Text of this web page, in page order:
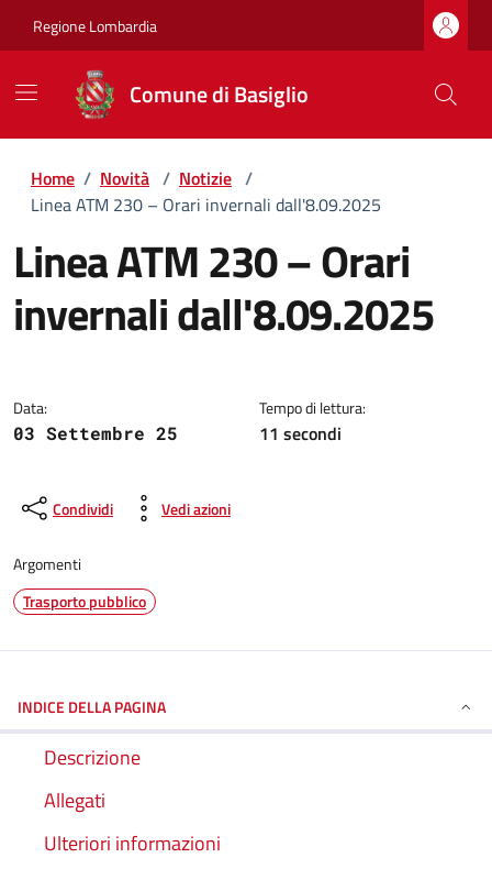
Regione Lombardia
Comune di Basiglio
Home / Novità / Notizie /
Linea ATM 230 – Orari invernali dall'8.09.2025
Linea ATM 230 – Orari
invernali dall'8.09.2025
Data:
03 Settembre 25
Tempo di lettura:
11 secondi
Condividi Vedi azioni
Argomenti
Trasporto pubblico
INDICE DELLA PAGINA
Descrizione
Allegati
Ulteriori informazioni